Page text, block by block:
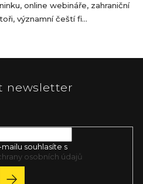
online webináře, zahraniční
významní čeští fi...
newsletter
souhlasíte s
osobních údajů
PŘIHLÁSIT